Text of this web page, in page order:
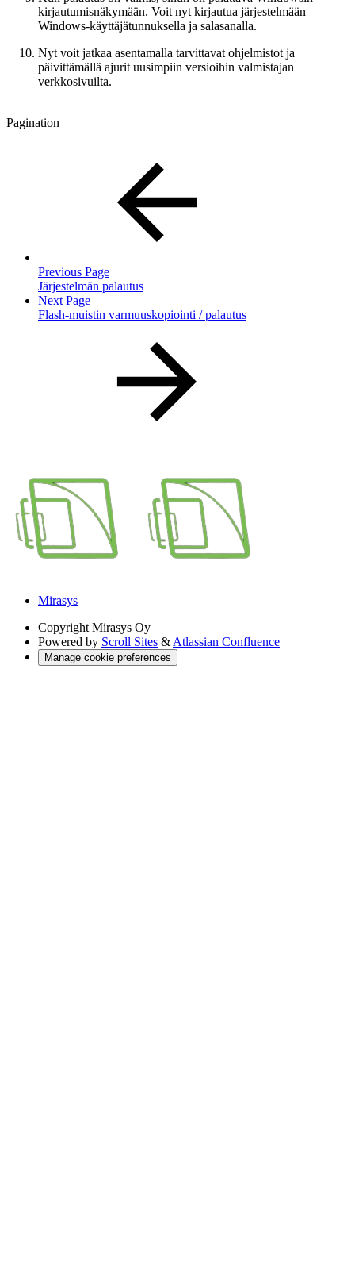
kirjautumisnäkymään. Voit nyt kirjautua järjestelmään
Windows-käyttäjätunnuksella ja salasanalla.
Nyt voit jatkaa asentamalla tarvittavat ohjelmistot ja
päivittämällä ajurit uusimpiin versioihin valmistajan
verkkosivuilta.
Pagination
Previous Page
Järjestelmän palautus
Next Page
Flash-muistin varmuuskopiointi / palautus
Mirasys
Copyright Mirasys Oy
Powered by Scroll Sites & Atlassian Confluence
Manage cookie preferences